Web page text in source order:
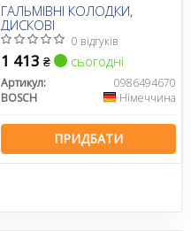
ГАЛЬМІВНІ КОЛОДКИ,
ДИСКОВІ
0 відгуків
1 413 ₴ сьогодні
Артикул:
0986494670
BOSCH
Німеччина
ПРИДБАТИ